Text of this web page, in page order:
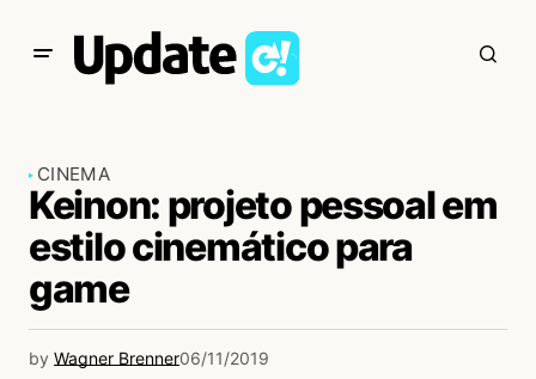
CINEMA
Keinon: projeto pessoal em
estilo cinemático para
game
by Wagner Brenner06/11/2019